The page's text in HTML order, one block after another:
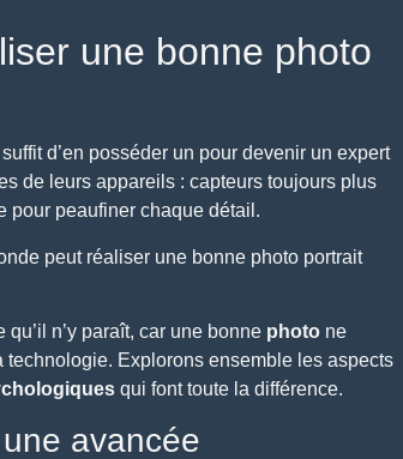
une bonne photo
d’en posséder un pour devenir un expert
de leurs appareils : capteurs toujours plus
pour peaufiner chaque détail.
peut réaliser une bonne photo portrait
n’y paraît, car une bonne photo ne
technologie. Explorons ensemble les aspects
qui font toute la différence.
avancée